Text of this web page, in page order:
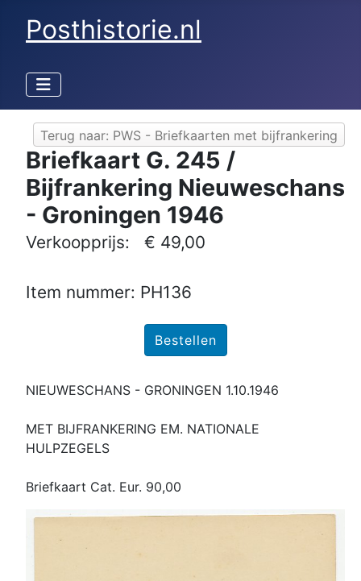
Posthistorie.nl
Terug naar: PWS - Briefkaarten met bijfrankering
Briefkaart G. 245 /
Bijfrankering Nieuweschans
- Groningen 1946
Verkoopprijs: € 49,00
Item nummer: PH136
NIEUWESCHANS - GRONINGEN 1.10.1946
MET BIJFRANKERING EM. NATIONALE
HULPZEGELS
Briefkaart Cat. Eur. 90,00